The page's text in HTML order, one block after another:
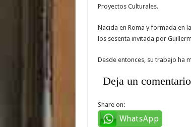
Proyectos Culturales.
Nacida en Roma y formada en
los sesenta invitada por
Desde entonces, su trabajo ha
Deja un comentario
Share on:
WhatsApp